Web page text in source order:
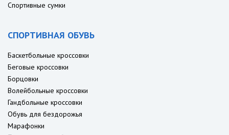
Спортивные сумки
СПОРТИВНАЯ ОБУВЬ
Баскетбольные кроссовки
Беговые кроссовки
Борцовки
Волейбольные кроссовки
Гандбольные кроссовки
Обувь для бездорожья
Марафонки